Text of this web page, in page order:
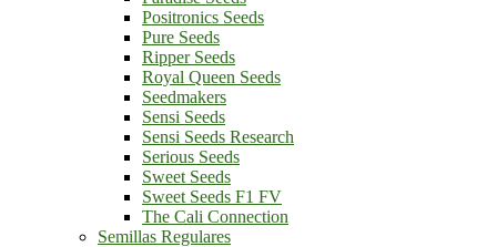
Positronics Seeds
Pure Seeds
Ripper Seeds
Royal Queen Seeds
Seedmakers
Sensi Seeds
Sensi Seeds Research
Serious Seeds
Sweet Seeds
Sweet Seeds F1 FV
The Cali Connection
Semillas Regulares